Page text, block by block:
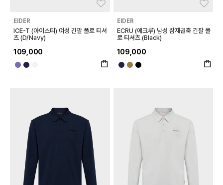
EIDER
ICE-T (아이스티) 여성 긴팔 폴로 티셔
츠 (D/Navy)
109,000
EIDER
ECRU (에크루) 남성 잠재권축 긴팔 폴
로 티셔츠 (Black)
109,000